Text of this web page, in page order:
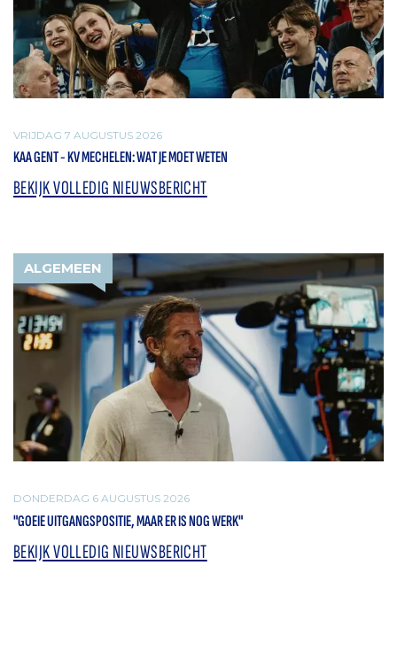
VRIJDAG 7 AUGUSTUS 2026
KAA GENT - KV MECHELEN: WAT JE MOET WETEN
BEKIJK VOLLEDIG NIEUWSBERICHT
ALGEMEEN
DONDERDAG 6 AUGUSTUS 2026
"GOEIE UITGANGSPOSITIE, MAAR ER IS NOG WERK"
BEKIJK VOLLEDIG NIEUWSBERICHT